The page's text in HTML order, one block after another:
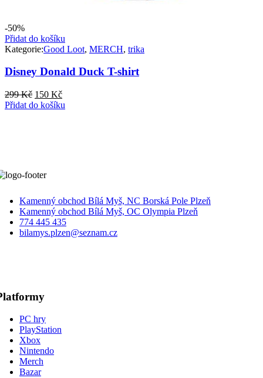
-50%
Přidat do košíku
Kategorie:Good Loot, MERCH, trika
Disney Donald Duck T-shirt
299Kč Původní
cena
150 KčAktuální
cena
Přidat do košíku
Kamenný obchod Bílá Myš, NC Borská Pole Plzeň
Kamenný obchod Bílá Myš, OC Olympia Plzeň
774 445 435
bilamys.plzen@seznam.cz
PC hry
PlayStation
Xbox
Nintendo
Merch
Bazar